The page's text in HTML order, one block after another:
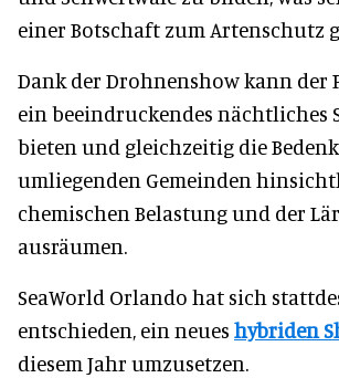
einer Botschaft zum Artenschutz
Dank der Drohnenshow kann der
ein beeindruckendes nächtliches
bieten und gleichzeitig die
umliegenden Gemeinden
chemischen Belastung und der
ausräumen.
SeaWorld Orlando hat sich
entschieden, ein neues hybriden
diesem Jahr umzusetzen.